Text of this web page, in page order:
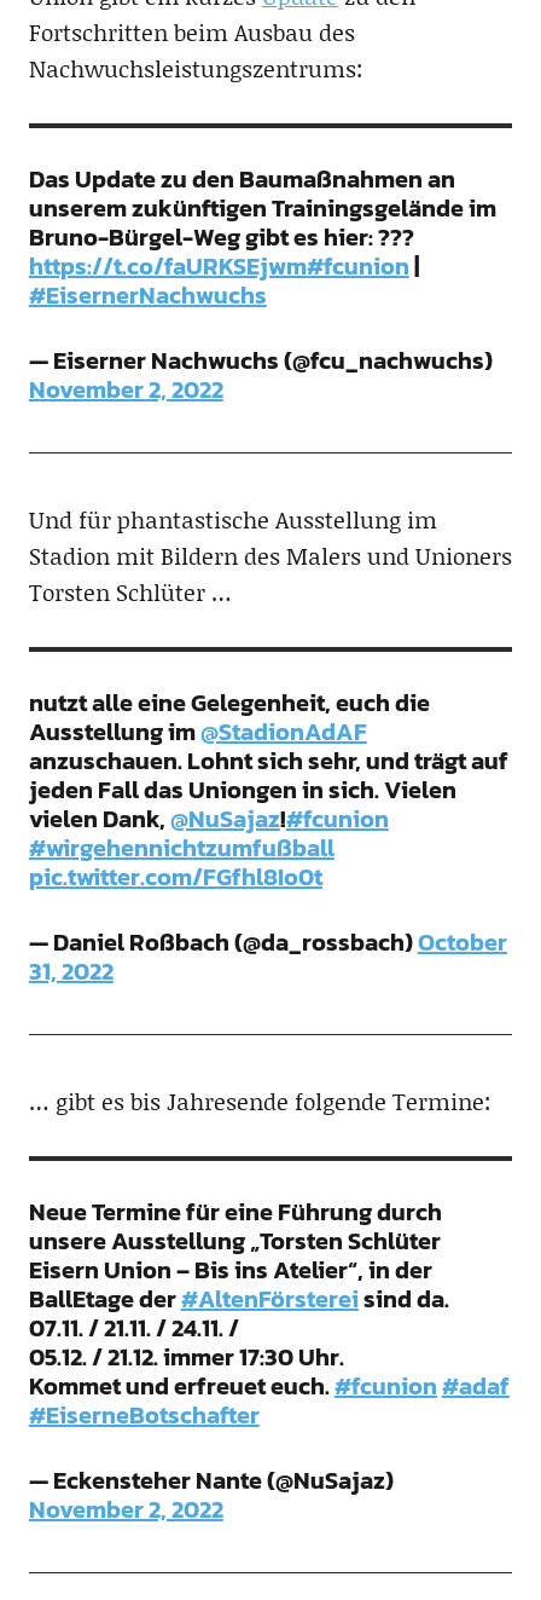
Fortschritten beim Ausbau des
Nachwuchsleistungszentrums:
Das Update zu den Baumaßnahmen an
unserem zukünftigen Trainingsgelände im
Bruno-Bürgel-Weg gibt es hier: ???
https://t.co/faURKSEjwm#fcunion|
#EisernerNachwuchs
— Eiserner Nachwuchs (@fcu_nachwuchs)
November 2, 2022
Und für phantastische Ausstellung im
Stadion mit Bildern des Malers und Unioners
Torsten Schlüter …
nutzt alle eine Gelegenheit, euch die
Ausstellung im@StadionAdAF
anzuschauen. Lohnt sich sehr, und trägt auf
jeden Fall das Uniongen in sich. Vielen
vielen Dank,@NuSajaz!#fcunion
#wirgehennichtzumfußball
pic.twitter.com/FGfhl8Io0t
— Daniel Roßbach (@da_rossbach)October
31, 2022
… gibt es bis Jahresende folgende Termine:
Neue Termine für eine Führung durch
unsere Ausstellung „Torsten Schlüter
Eisern Union – Bis ins Atelier“, in der
BallEtage der#AltenFörstereisind da.
07.11. / 21.11. / 24.11. /
05.12. / 21.12. immer 17:30 Uhr.
Kommet und erfreuet euch.#fcunion#adaf
#EiserneBotschafter
— Eckensteher Nante (@NuSajaz)
November 2, 2022